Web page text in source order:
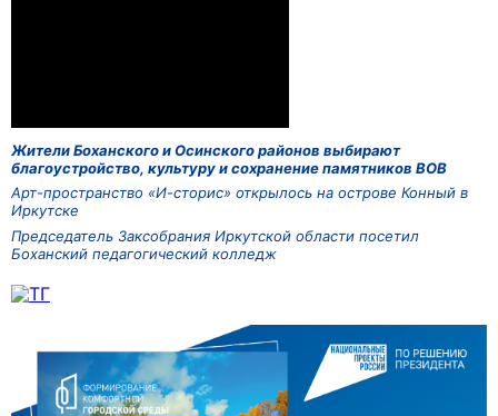
Жители Боханского и Осинского районов выбирают
благоустройство, культуру и сохранение памятников ВОВ
Арт-пространство «И-сторис» открылось на острове Конный в
Иркутске
Председатель Заксобрания Иркутской области посетил
Боханский педагогический колледж